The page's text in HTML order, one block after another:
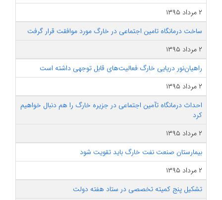
۲ مرداد ۱۳۹۵
ساخت درمانگاه تامین اجتماعی در خارگ مورد موافقت قرار گرفت
۲ مرداد ۱۳۹۵
راهیان‌نور دریایی خارگ فعالیت‌های قابل توجهی داشته است
۲ مرداد ۱۳۹۵
احداث درمانگاه تآمین اجتماعی در جزیره خارگ را هم دنبال خواهیم
کرد
۲ مرداد ۱۳۹۵
بیمارستان صنعت نفت خارگ باید تقویت شود
۲ مرداد ۱۳۹۵
تشکیل پنج کمیته تخصصی در ستاد هفته دولت